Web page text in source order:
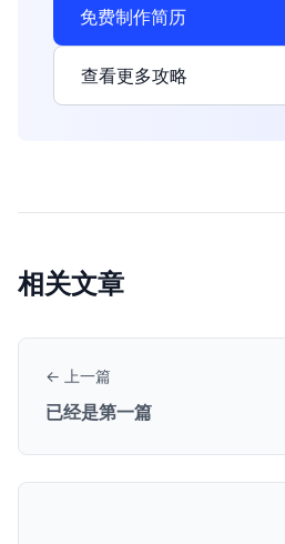
免费制作简历
查看更多攻略
相关文章
← 上一篇
已经是第一篇